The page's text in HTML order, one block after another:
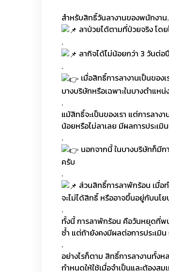
สำหรับสิทธิ์วันลางานของพนักงาน
ลาป่วยได้ตามที่ป่วยจริง โด
.
ลากิจได้ไม่น้อยกว่า 3 วันต่
.
เมื่อสิทธิ์การลางานเป็นขอ
บางบริษัทหรือเฉพาะในบางตำแห
.
แม้สิทธิ์จะเป็นของเรา แต่การลา
น้อยหรือไม่ลาเลย มีผลการประเมิ
.
นอกจากนี้ ในบางบริษัทก็มี
ครับ
.
ส่วนสิทธิ์การลาพักร้อน เมื่อ
จะไม่ได้สิทธิ์ หรืออาจขึ้นอยู่กับนโ
.
ทั้งนี้ การลาพักร้อน คือวันหยุดที่พ
ซ้ำ แต่ถ้ายังคงมีผลต่อการประเมิ
.
อย่างไรก็ตาม สิทธิ์การลางานทั้ง
กำหนดให้ใช้เมื่อจำเป็นและต้อง